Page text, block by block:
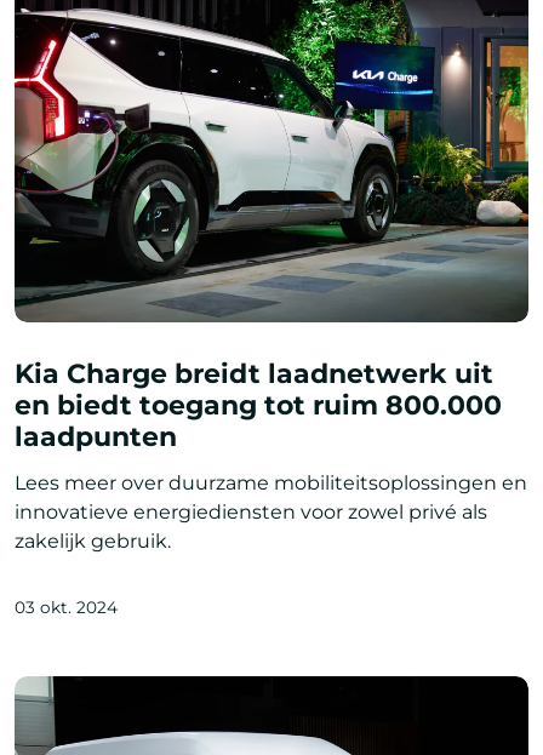
Kia Charge breidt laadnetwerk uit
en biedt toegang tot ruim 800.000
laadpunten
Lees meer over duurzame mobiliteitsoplossingen en
innovatieve energiediensten voor zowel privé als
zakelijk gebruik.
03 okt. 2024